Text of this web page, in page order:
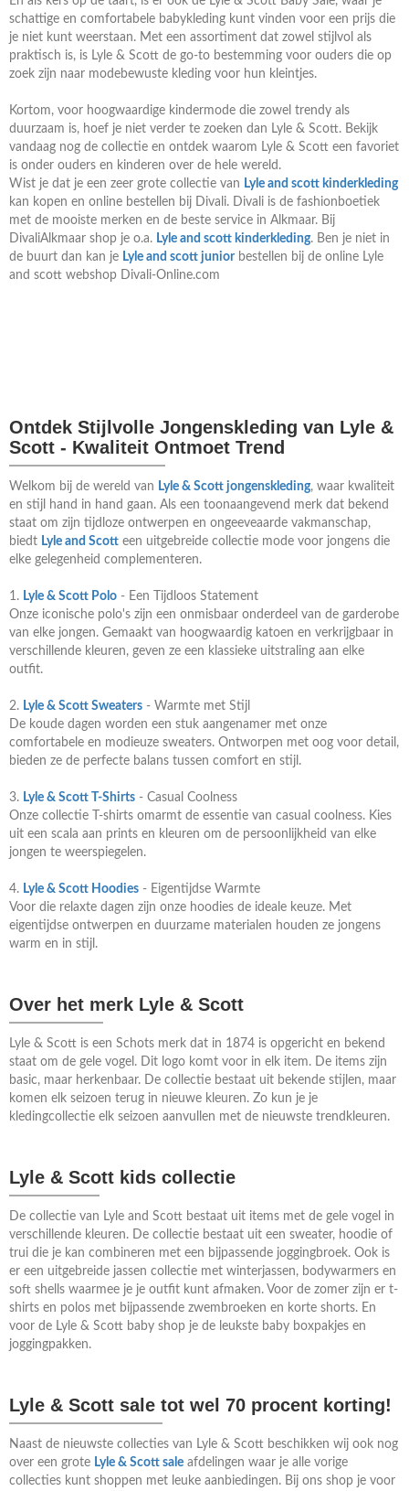
schattige en comfortabele babykleding kunt vinden voor een prijs die
je niet kunt weerstaan. Met een assortiment dat zowel stijlvol als
praktisch is, is Lyle & Scott de go-to bestemming voor ouders die op
zoek zijn naar modebewuste kleding voor hun kleintjes.
Kortom, voor hoogwaardige kindermode die zowel trendy als
duurzaam is, hoef je niet verder te zoeken dan Lyle & Scott. Bekijk
vandaag nog de collectie en ontdek waarom Lyle & Scott een favoriet
is onder ouders en kinderen over de hele wereld.
Wist je dat je een zeer grote collectie van Lyle and scott kinderkleding
kan kopen en online bestellen bij Divali. Divali is de fashionboetiek
met de mooiste merken en de beste service in Alkmaar. Bij
DivaliAlkmaar shop je o.a. Lyle and scott kinderkleding. Ben je niet in
de buurt dan kan je Lyle and scott juniorbestellen bij de online Lyle
and scott webshop Divali-Online.com
Ontdek Stijlvolle Jongenskleding van Lyle &
Scott - Kwaliteit Ontmoet Trend
Welkom bij de wereld van Lyle & Scott jongenskleding, waar kwaliteit
en stijl hand in hand gaan. Als een toonaangevend merk dat bekend
staat om zijn tijdloze ontwerpen en ongeeveaarde vakmanschap,
biedt Lyle and Scott een uitgebreide collectie mode voor jongens die
elke gelegenheid complementeren.
1. Lyle & Scott Polo - Een Tijdloos Statement
Onze iconische polo's zijn een onmisbaar onderdeel van de garderobe
van elke jongen. Gemaakt van hoogwaardig katoen en verkrijgbaar in
verschillende kleuren, geven ze een klassieke uitstraling aan elke
outfit.
2. Lyle & Scott Sweaters - Warmte met Stijl
De koude dagen worden een stuk aangenamer met onze
comfortabele en modieuze sweaters. Ontworpen met oog voor detail,
bieden ze de perfecte balans tussen comfort en stijl.
3. Lyle & Scott T-Shirts - Casual Coolness
Onze collectie T-shirts omarmt de essentie van casual coolness. Kies
uit een scala aan prints en kleuren om de persoonlijkheid van elke
jongen te weerspiegelen.
4. Lyle & Scott Hoodies - Eigentijdse Warmte
Voor die relaxte dagen zijn onze hoodies de ideale keuze. Met
eigentijdse ontwerpen en duurzame materialen houden ze jongens
warm en in stijl.
Over het merk Lyle & Scott
Lyle & Scott is een Schots merk dat in 1874 is opgericht en bekend
staat om de gele vogel. Dit logo komt voor in elk item. De items zijn
basic, maar herkenbaar. De collectie bestaat uit bekende stijlen, maar
komen elk seizoen terug in nieuwe kleuren. Zo kun je je
kledingcollectie elk seizoen aanvullen met de nieuwste trendkleuren.
Lyle & Scott kids collectie
De collectie van Lyle and Scott bestaat uit items met de gele vogel in
verschillende kleuren. De collectie bestaat uit een sweater, hoodie of
trui die je kan combineren met een bijpassende joggingbroek. Ook is
er een uitgebreide jassen collectie met winterjassen, bodywarmers en
soft shells waarmee je je outfit kunt afmaken. Voor de zomer zijn er t-
shirts en polos met bijpassende zwembroeken en korte shorts. En
voor de Lyle & Scott baby shop je de leukste baby boxpakjes en
joggingpakken.
Lyle & Scott sale tot wel 70 procent korting!
Naast de nieuwste collecties van Lyle & Scott beschikken wij ook nog
over een grote Lyle & Scott sale afdelingen waar je alle vorige
collecties kunt shoppen met leuke aanbiedingen. Bij ons shop je voor